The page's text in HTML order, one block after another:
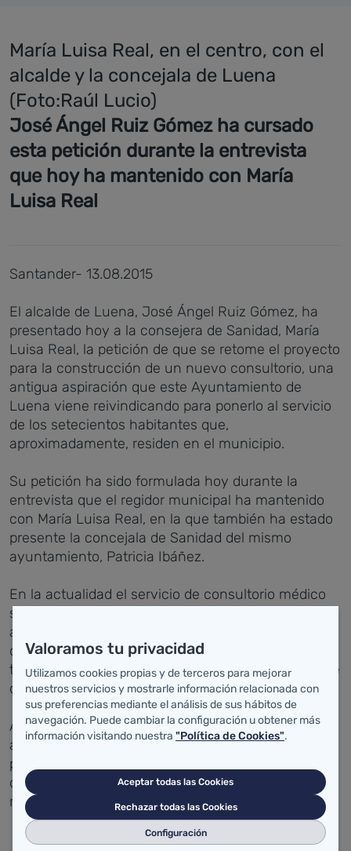
María Luisa Real, en el centro, con el
alcalde y la concejala de Luena
(Foto:Raúl Lucio)
José Ángel Ruiz Gómez ha cursado
esta petición durante la entrevista
que hoy ha mantenido con María
Luisa Real
Santander- 13.08.2015
El alcalde de Luena, José Ángel Ruiz Gómez, ha
presentado hoy a la consejera de Sanidad, María
Luisa Real, la petición de que se retome el proyecto
para la construcción de un nuevo consultorio, una
antigua aspiración que este Ayuntamiento de
Luena viene reivindicando para ponerlo al servicio
de los setecientos habitantes que,
aproximadamente, residen en el municipio.
Su petición ha sido formulada hoy durante la
entrevista que el regidor municipal ha mantenido
con María Luisa Real, en la que también ha estado
presente la concejala de Sanidad del mismo
ayuntamiento, Patricia Ibáñez.
En la actualidad el servicio de consultorio médico
se presta en un local que no es propiedad del
ayuntamiento que, por otra parte, ya puso a
disposición del anterior Gobierno de Cantabria unos
terrenos propios con la intención de que en ellos se
construyese el nuevo edificio.
A petición de la consejera María Luisa Real, el
alcalde, que hoy se ha interesado en conocer las
posibilidades actuales de que se cumpla el
compromiso adquirido en la legislatura anterior,
remitirá el proyecto para su estudio.
Valoramos tu privacidad
Utilizamos cookies propias y de terceros para mejorar
nuestros servicios y mostrarle información relacionada con
sus preferencias mediante el análisis de sus hábitos de
navegación. Puede cambiar la configuración u obtener más
información visitando nuestra "Política de Cookies".
Aceptar todas las Cookies
Rechazar todas las Cookies
Configuración